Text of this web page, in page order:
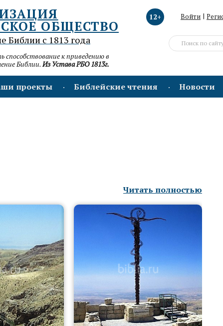
ОБЩЕСТВО
Библии с 1813 года
к приведению в
Библии.Из Устава РБО 1813г.
12+ Войти |
проекты Библейские чтения Новости
Читать полностью